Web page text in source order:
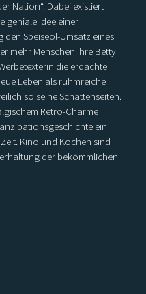
Nation“. Dabei existiert
geniale Idee einer
den Speiseöl-Umsatz eines
mehr Menschen ihre Betty
die erdachte
Leben als ruhmreiche
so seine Schattenseiten.
Retro-Charme
ein
Kino und Kochen sind
der bekömmlichen